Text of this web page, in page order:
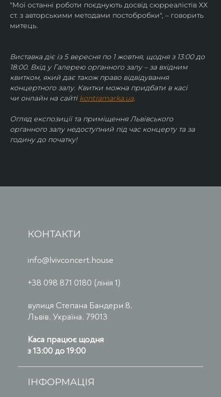
"Мої останні роботи поєднують досвід сюрреалістів ХХ
ст. з авторськими методами постобробки", – говорить
митець.
Виставка діє із 5 вересня по 1 жовтня, щодня з 13:00 до
18:00. Вхід у Галерею органного залу – за вхідним
квитком, який дає також право відвідування
концертного залу. Квитки можна придбати в касі
чи онлайн на сайті kontramarka.ua.
Огляд експозиції та приміщення Львівського
органного залу недоступний під час концерту та за
годину до початку!
КОНТАКТИ
info@lvivconcert.house
+38 098 871 0180 (лінія 1)
вулиця Степана Бандери 8,
Львів, Україна, 79013
Каса працює щодня
з 13:00 до 19:00
ІНФОРМАЦІЯ